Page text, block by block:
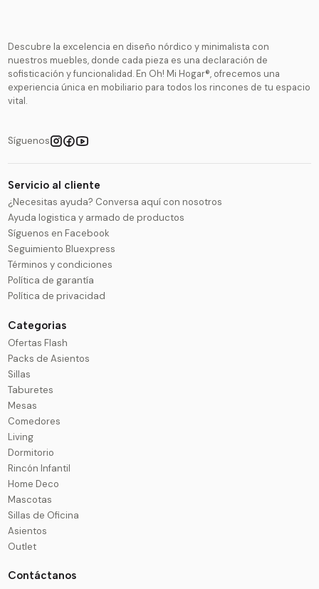
Descubre la excelencia en diseño nórdico y minimalista con
nuestros muebles, donde cada pieza es una declaración de
sofisticación y funcionalidad. En Oh! Mi Hogar®, ofrecemos una
experiencia única en mobiliario para todos los rincones de tu espacio
vital.
Síguenos
Servicio al cliente
¿Necesitas ayuda? Conversa aquí con nosotros
Ayuda logistica y armado de productos
Síguenos en Facebook
Seguimiento Bluexpress
Términos y condiciones
Política de garantía
Política de privacidad
Categorias
Ofertas Flash
Packs de Asientos
Sillas
Taburetes
Mesas
Comedores
Living
Dormitorio
Rincón Infantil
Home Deco
Mascotas
Sillas de Oficina
Asientos
Outlet
Contáctanos